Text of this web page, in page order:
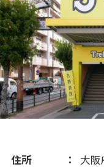
住所
大